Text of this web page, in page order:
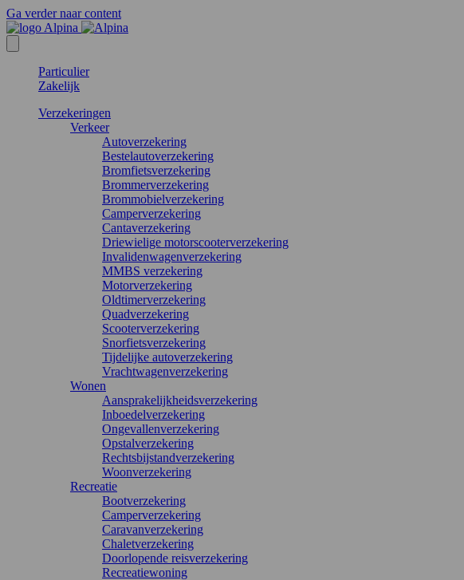
Ga verder naar content
Particulier
Zakelijk
Verzekeringen
Verkeer
Autoverzekering
Bestelautoverzekering
Bromfietsverzekering
Brommerverzekering
Brommobielverzekering
Camperverzekering
Cantaverzekering
Driewielige motorscooterverzekering
Invalidenwagenverzekering
MMBS verzekering
Motorverzekering
Oldtimerverzekering
Quadverzekering
Scooterverzekering
Snorfietsverzekering
Tijdelijke autoverzekering
Vrachtwagenverzekering
Wonen
Aansprakelijkheidsverzekering
Inboedelverzekering
Ongevallenverzekering
Opstalverzekering
Rechtsbijstandverzekering
Woonverzekering
Recreatie
Bootverzekering
Camperverzekering
Caravanverzekering
Chaletverzekering
Doorlopende reisverzekering
Recreatiewoning